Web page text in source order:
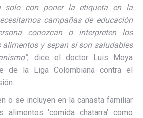
solo con poner la etiqueta en la
campañas de educación
conozcan o interpreten los
alimentos y sepan si son saludables
, dice el doctor Luis Moya
de la Liga Colombiana contra el
o se incluyen en la canasta familiar
‘comida chatarra’ como